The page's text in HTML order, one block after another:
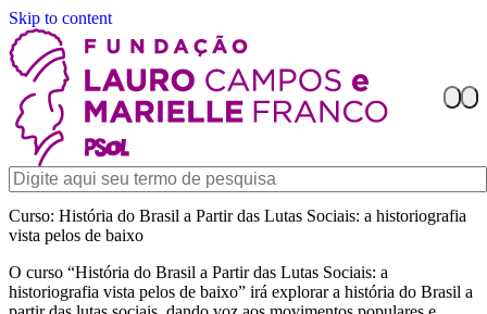
Skip to content
Curso: História do Brasil a Partir das Lutas Sociais: a historiografia
vista pelos de baixo
O curso “História do Brasil a Partir das Lutas Sociais: a
historiografia vista pelos de baixo” irá explorar a história do Brasil a